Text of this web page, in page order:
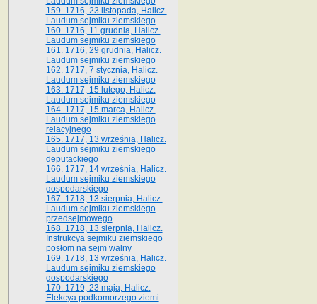
159. 1716, 23 listopada, Halicz.
Laudum sejmiku ziemskiego
160. 1716, 11 grudnia, Halicz.
Laudum sejmiku ziemskiego
161. 1716, 29 grudnia, Halicz.
Laudum sejmiku ziemskiego
162. 1717, 7 stycznia, Halicz.
Laudum sejmiku ziemskiego
163. 1717, 15 lutego, Halicz.
Laudum sejmiku ziemskiego
164. 1717, 15 marca, Halicz.
Laudum sejmiku ziemskiego
relacyjnego
165. 1717, 13 września, Halicz.
Laudum sejmiku ziemskiego
deputackiego
166. 1717, 14 września, Halicz.
Laudum sejmiku ziemskiego
gospodarskiego
167. 1718, 13 sierpnia, Halicz.
Laudum sejmiku ziemskiego
przedsejmowego
168. 1718, 13 sierpnia, Halicz.
Instrukcya sejmiku ziemskiego
posłom na sejm walny
169. 1718, 13 września, Halicz.
Laudum sejmiku ziemskiego
gospodarskiego
170. 1719, 23 maja, Halicz.
Elekcya podkomorzego ziemi